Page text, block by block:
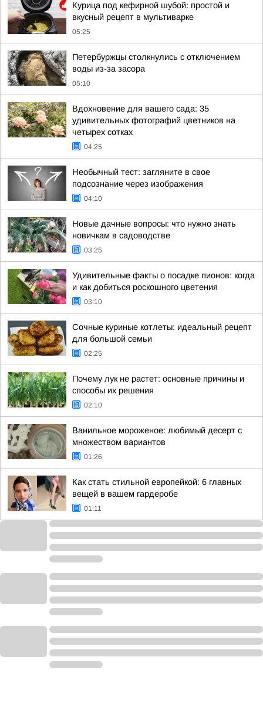
Курица под кефирной шубой: простой и
вкусный рецепт в мультиварке
05:25
Петербуржцы столкнулись с отключением
воды из-за засора
05:10
Вдохновение для вашего сада: 35
удивительных фотографий цветников на
четырех сотках
04:25
Необычный тест: загляните в свое
подсознание через изображения
04:10
Новые дачные вопросы: что нужно знать
новичкам в садоводстве
03:25
Удивительные факты о посадке пионов: когда
и как добиться роскошного цветения
03:10
Сочные куриные котлеты: идеальный рецепт
для большой семьи
02:25
Почему лук не растет: основные причины и
способы их решения
02:10
Ванильное мороженое: любимый десерт с
множеством вариантов
01:26
Как стать стильной европейкой: 6 главных
вещей в вашем гардеробе
01:11